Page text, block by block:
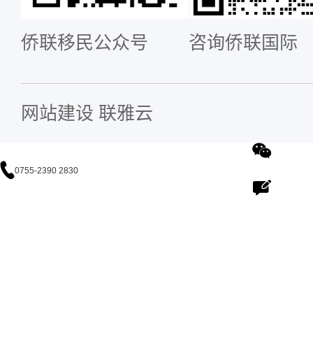
侨联移民公众号 咨询侨联国际
网站建设 联雅云
0755-2390 2830